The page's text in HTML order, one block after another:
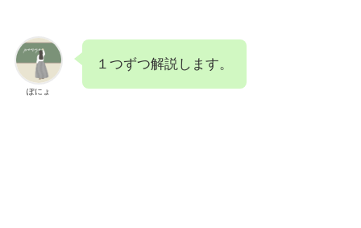
ぽにょ
１つずつ解説します。